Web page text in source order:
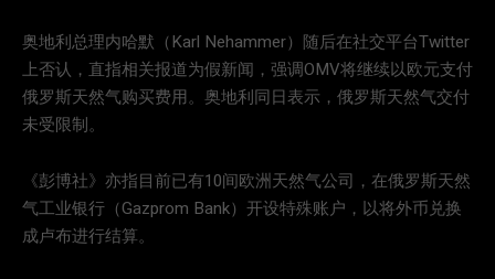
奥地利总理内哈默（Karl Nehammer）随后在社交平台Twitter
上否认，直指相关报道为假新闻，强调OMV将继续以欧元支付
俄罗斯天然气购买费用。奥地利同日表示，俄罗斯天然气交付
未受限制。
《彭博社》亦指目前已有10间欧洲天然气公司，在俄罗斯天然
气工业银行（Gazprom Bank）开设特殊账户，以将外币兑换
成卢布进行结算。